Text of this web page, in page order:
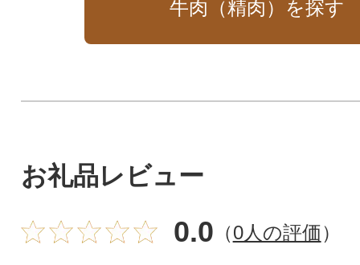
牛肉（精肉）を探す
お礼品レビュー
0.0 （0人の評価）